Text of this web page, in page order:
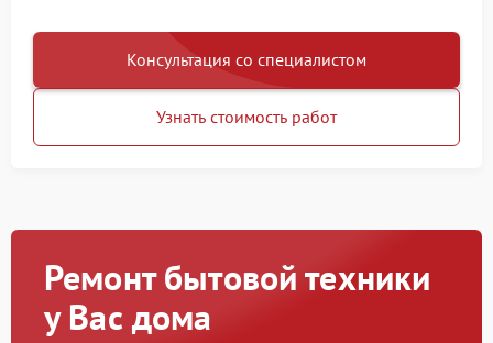
Консультация со специалистом
Узнать стоимость работ
Ремонт бытовой техники
у Вас дома